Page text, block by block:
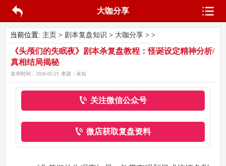
大咖分享
当前位置: 主页 > 剧本复盘知识 > 大咖分享> >
《头颅们的失眠夜》剧本杀复盘教程：怪诞设定精神分析/
真相结局揭秘
发布时间： 2026-05-21 来源： 未知
关注微信公众号
微店获取复盘资料